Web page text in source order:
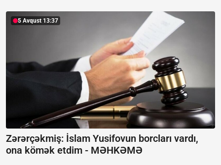
5 Avqust 13:37
Zərərçəkmiş: İslam Yusifovun borcları vardı,
ona kömək etdim - MƏHKƏMƏ